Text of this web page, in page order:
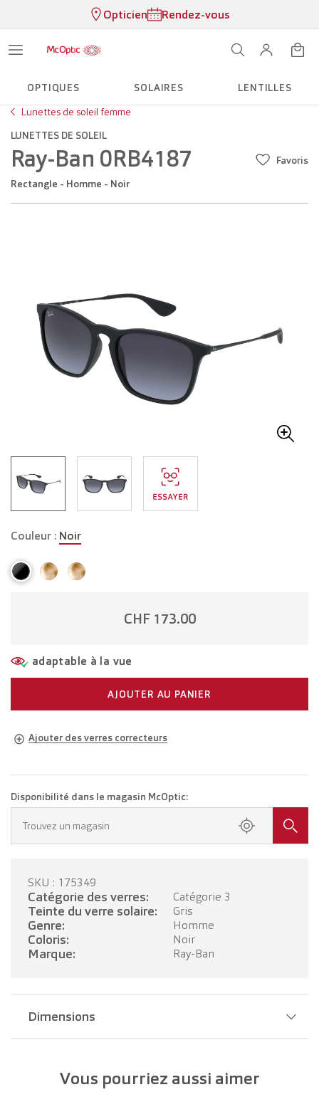
Opticien Rendez-vous
OPTIQUES SOLAIRES
LENTILLES
Lunettes de soleil femme
LUNETTES DE SOLEIL
Ray-Ban 0RB4187
Rectangle - Homme - Noir
Favoris
Couleur : Noir
CHF 173.00
adaptable à la vue
AJOUTER AU PANIER
Ajouter des verres correcteurs
Lunettes avec verres unifocaux
PRENDRE RENDEZ-VOUS
Disponibilité dans le magasin McOptic:
Trouvez un magasin
SKU : 175349
Catégorie des verres: Catégorie 3
Teinte du verre solaire: Gris
Genre: Homme
Coloris: Noir
Marque: Ray-Ban
Dimensions
Largeur verre: 54 mm
Vous pourriez aussi aimer